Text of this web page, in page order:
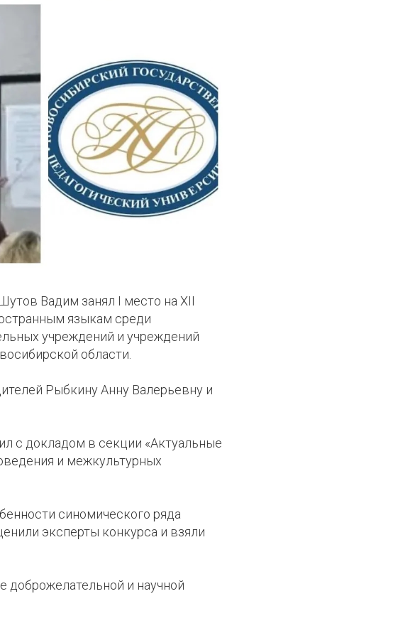
Вадим занял I место на XII
языкам среди
учреждений и учреждений
области.
Рыбкину Анну Валерьевну и
с докладом в секции «Актуальные
и межкультурных
синомического ряда
эксперты конкурса и взяли
доброжелательной и научной